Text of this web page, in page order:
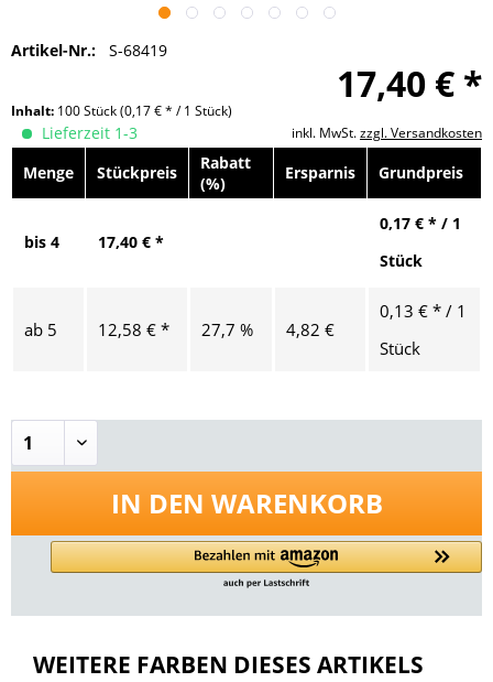
Artikel-Nr.: S-68419
17,40 € *
Inhalt: 100 Stück(0,17 € * / 1 Stück)
inkl. MwSt.zzgl. Versandkosten
Lieferzeit 1-3
Menge
Stückpreis
Rabatt
(%)
Ersparnis Grundpreis
bis 4 17,40 € *
0,17 € * / 1
Stück
ab 5 12,58 € * 27,7 % 4,82 €
0,13 € * / 1
Stück
IN DEN WARENKORB
WEITERE FARBEN DIESES ARTIKELS